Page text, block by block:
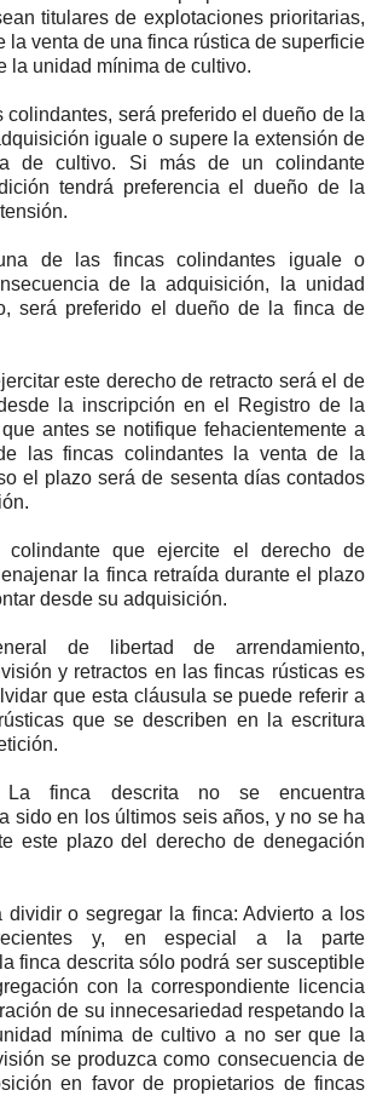
titulares de explotaciones prioritarias,
la venta de una finca rústica de superficie
la unidad mínima de cultivo.
colindantes, será preferido el dueño de la
iguale o supere la extensión de
de cultivo. Si más de un colindante
tendrá preferencia el dueño de la
de las fincas colindantes iguale o
de la adquisición, la unidad
será preferido el dueño de la finca de
este derecho de retracto será el de
la inscripción en el Registro de la
antes se notifique fehacientemente a
las fincas colindantes la venta de la
el plazo será de sesenta días contados
colindante que ejercite el derecho de
la finca retraída durante el plazo
desde su adquisición.
de libertad de arrendamiento,
y retractos en las fincas rústicas es
que esta cláusula se puede referir a
que se describen en la escritura
La finca descrita no se encuentra
sido en los últimos seis años, y no se ha
este plazo del derecho de denegación
dividir o segregar la finca: Advierto a los
y, en especial a la parte
finca descrita sólo podrá ser susceptible
con la correspondiente licencia
de su innecesariedad respetando la
mínima de cultivo a no ser que la
se produzca como consecuencia de
en favor de propietarios de fincas